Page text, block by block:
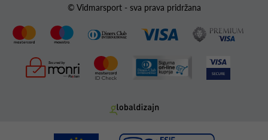
© Vidmarsport - sva prava pridržana